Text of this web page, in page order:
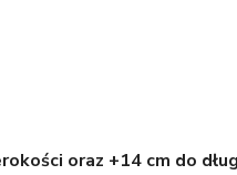
oraz +14 cm do